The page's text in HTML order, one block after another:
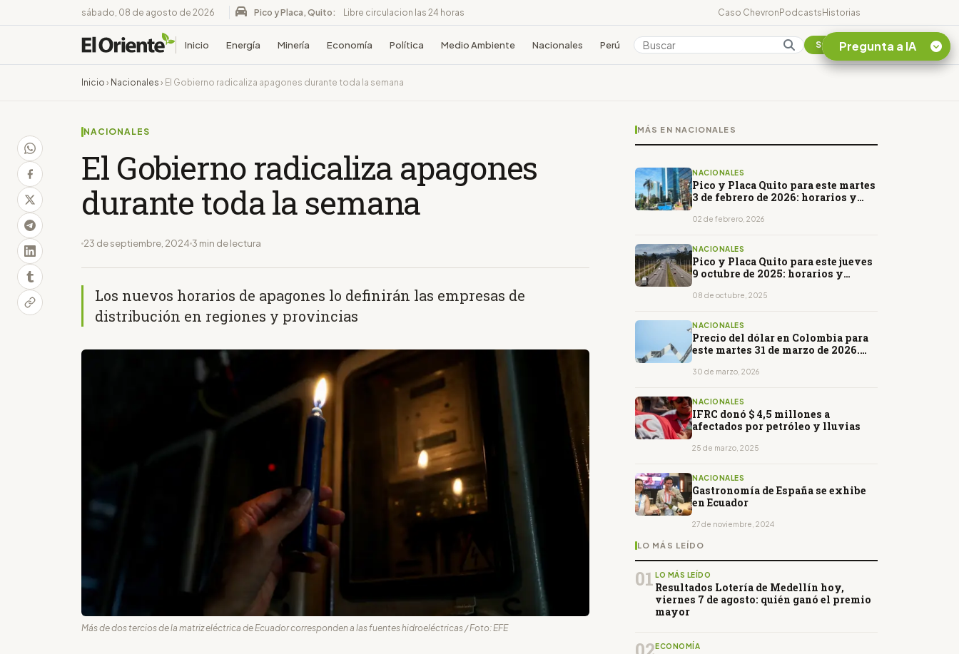
sábado, 08 de agosto de 2026 Pico y Placa, Quito: Libre circulacion las 24 horas Caso ChevronPodcastsHistorias
Inicio Energía Minería Economía Política Medio Ambiente Nacionales Perú Colombia Suscribirse
Inicio › Nacionales › El Gobierno radicaliza apagones durante toda la semana
NACIONALES
El Gobierno radicaliza apagones
durante toda la semana
23 de septiembre, 2024 3 min de lectura
Los nuevos horarios de apagones lo definirán las empresas de
distribución en regiones y provincias
Más de dos tercios de la matriz eléctrica de Ecuador corresponden a las fuentes hidroeléctricas / Foto: EFE
MÁS EN NACIONALES
NACIONALES
Pico y Placa Quito para este martes
3 de febrero de 2026: horarios y
02 de febrero, 2026
NACIONALES
Pico y Placa Quito para este jueves
9 octubre de 2025: horarios y
08 de octubre, 2025
NACIONALES
Precio del dólar en Colombia para
este martes 31 de marzo de 2026.
30 de marzo, 2026
NACIONALES
IFRC donó $ 4,5 millones a
afectados por petróleo y lluvias
25 de marzo, 2025
NACIONALES
Gastronomía de España se exhibe
en Ecuador
27 de noviembre, 2024
LO MÁS LEÍDO
01 LO MÁS LEÍDO
Resultados Lotería de Medellín hoy,
viernes 7 de agosto: quién ganó el premio
mayor
ECONOMÍA
Pregunta a IA
¿En que consiste la